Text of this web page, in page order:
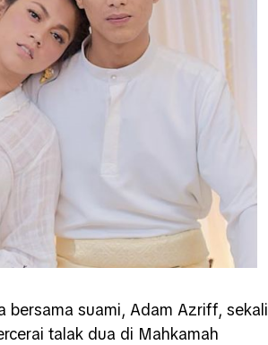
suami, Adam Azriff, sekali
talak dua di Mahkamah